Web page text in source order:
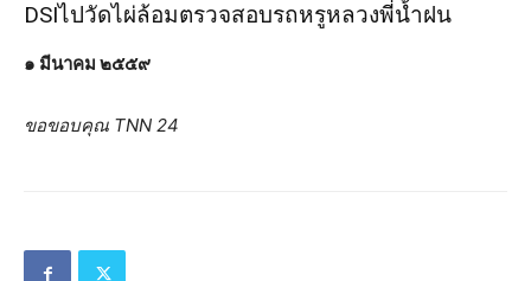
DSIไปวัดไผ่ล้อมตรวจสอบรถหรูหลวงพี่น้ำฝน
๑ มีนาคม ๒๕๕๙
ขอขอบคุณ TNN 24